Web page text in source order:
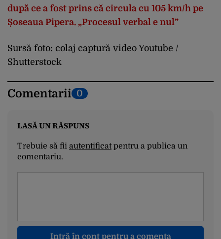
după ce a fost prins că circula cu 105 km/h pe
Șoseaua Pipera. „Procesul verbal e nul”
Sursă foto: colaj captură video Youtube /
Shutterstock
Comentarii 0
LASĂ UN RĂSPUNS
Trebuie să fii autentificatpentru a publica un
comentariu.
Intră în cont pentru a comenta